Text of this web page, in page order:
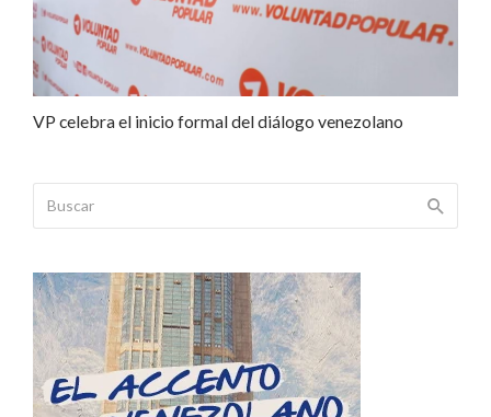
VP celebra el inicio formal del diálogo venezolano